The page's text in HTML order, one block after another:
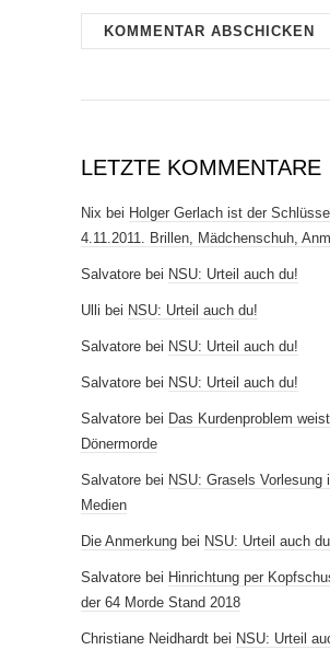
LETZTE KOMMENTARE
Nix bei Holger Gerlach ist der
4.11.2011. Brillen, Mädchenschuh,
Salvatore bei NSU: Urteil auch du!
Ulli bei NSU: Urteil auch du!
Salvatore bei NSU: Urteil auch du!
Salvatore bei NSU: Urteil auch du!
Salvatore bei Das Kurdenproblem
Dönermorde
Salvatore bei NSU: Grasels Vorlesung
Medien
Die Anmerkung bei NSU: Urteil auch
Salvatore bei Hinrichtung per
der 64 Morde Stand 2018
Christiane Neidhardt bei NSU: Urteil